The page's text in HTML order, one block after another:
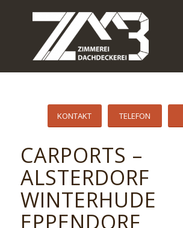
KONTAKT TELEFON
CARPORTS –
ALSTERDORF
WINTERHUDE
EPPENDORF